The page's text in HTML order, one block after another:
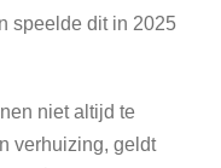
speelde dit in 2025
niet altijd te
verhuizing, geldt